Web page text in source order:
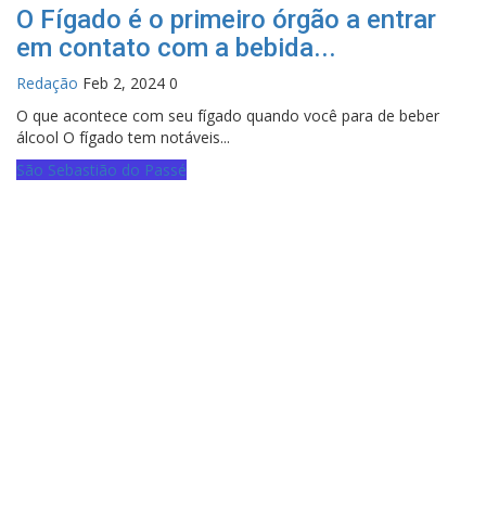
O Fígado é o primeiro órgão a entrar
em contato com a bebida...
Redação Feb 2, 2024 0
O que acontece com seu fígado quando você para de beber
álcool O fígado tem notáveis...
São Sebastião do Passé